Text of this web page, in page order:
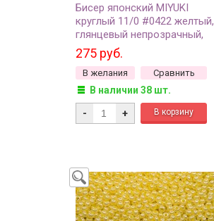
Бисер японский MIYUKI
круглый 11/0 #0422 желтый,
глянцевый непрозрачный,
10 грамм
275 руб.
В желания Сравнить
В наличии 38 шт.
- +